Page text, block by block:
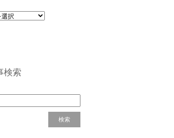
検索